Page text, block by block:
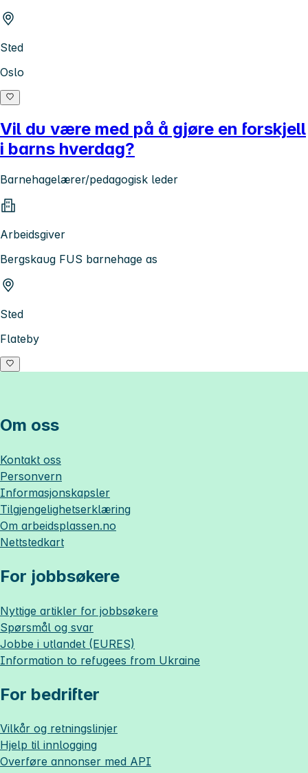
Sted
Oslo
Vil du være med på å gjøre en forskjell
i barns hverdag?
Barnehagelærer/pedagogisk leder
Arbeidsgiver
Bergskaug FUS barnehage as
Sted
Flateby
Om oss
Kontakt oss
Personvern
Informasjonskapsler
Tilgjengelighetserklæring
Om arbeidsplassen.no
Nettstedkart
For jobbsøkere
Nyttige artikler for jobbsøkere
Spørsmål og svar
Jobbe i utlandet (EURES)
Information to refugees from Ukraine
For bedrifter
Vilkår og retningslinjer
Hjelp til innlogging
Overføre annonser med API